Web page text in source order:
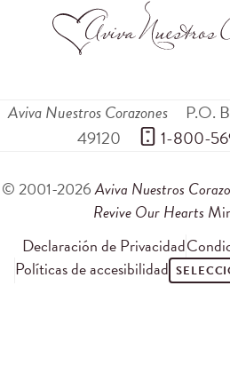
Aviva Nuestros Corazones P.O.
49120
1-800-
© 2001-2026Aviva Nuestros
Revive Our Hearts
Declaración de Privacidad
Políticas de accesibilidad